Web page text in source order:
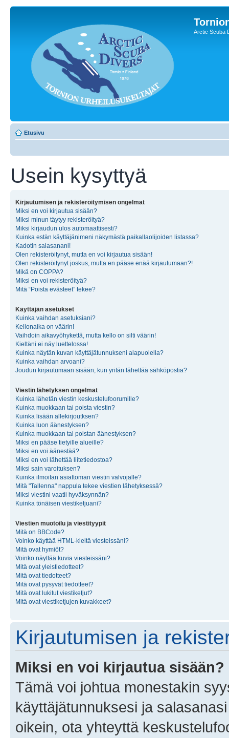
Arctic Scuba
Etusivu
Usein kysyttyä
Kirjautumisen ja rekisteröitymisen ongelmat
Miksi en voi kirjautua sisään?
Miksi minun täytyy rekisteröityä?
Miksi kirjaudun ulos automaattisesti?
Kuinka estän käyttäjänimeni näkymästä paikallaolijoiden listassa?
Kadotin salasanani!
Olen rekisteröitynyt, mutta en voi kirjautua sisään!
Olen rekisteröitynyt joskus, mutta en pääse enää kirjautumaan?!
Mikä on COPPA?
Miksi en voi rekisteröityä?
Mitä “Poista evästeet” tekee?
Käyttäjän asetukset
Kuinka vaihdan asetuksiani?
Kellonaika on väärin!
Vaihdoin aikavyöhykettä, mutta kello on silti väärin!
Kieltäni ei näy luettelossa!
Kuinka näytän kuvan käyttäjätunnukseni alapuolella?
Kuinka vaihdan arvoani?
Joudun kirjautumaan sisään, kun yritän lähettää sähköpostia?
Viestin lähetyksen ongelmat
Kuinka lähetän viestin keskustelufoorumille?
Kuinka muokkaan tai poista viestin?
Kuinka lisään allekirjoutksen?
Kuinka luon äänestyksen?
Kuinka muokkaan tai poistan äänestyksen?
Miksi en pääse tietyille alueille?
Miksi en voi äänestää?
Miksi en voi lähettää liitetiedostoa?
Miksi sain varoituksen?
Kuinka ilmoitan asiattoman viestin valvojalle?
Mitä "Tallenna" nappula tekee viestien lähetyksessä?
Miksi viestini vaatii hyväksynnän?
Kuinka tönäisen viestiketjuani?
Viestien muotoilu ja viestityypit
Mitä on BBCode?
Voinko käyttää HTML-kieltä viesteissäni?
Mitä ovat hymiöt?
Voinko näyttää kuvia viesteissäni?
Mitä ovat yleistiedotteet?
Mitä ovat tiedotteet?
Mitä ovat pysyvät tiedotteet?
Mitä ovat lukitut viestiketjut?
Mitä ovat viestiketjujen kuvakkeet?
Kirjautumisen ja
Miksi en voi kirjautua sisään?
Tämä voi johtua monestakin
käyttäjätunnuksesi ja
oikein, ota yhteyttä